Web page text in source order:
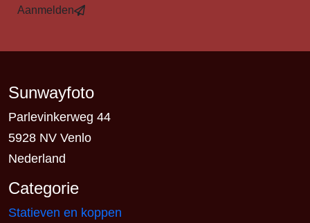
Aanmelden
Sunwayfoto
Parlevinkerweg 44
5928 NV Venlo
Nederland
Categorie
Statieven en koppen